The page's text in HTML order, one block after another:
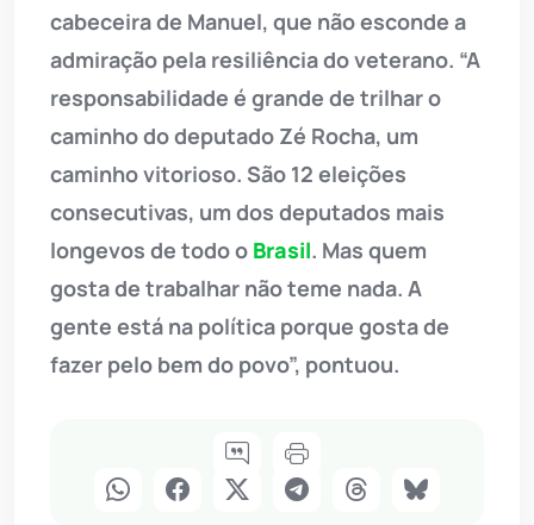
cabeceira de Manuel, que não esconde a
admiração pela resiliência do veterano. “A
responsabilidade é grande de trilhar o
caminho do deputado Zé Rocha, um
caminho vitorioso. São 12 eleições
consecutivas, um dos deputados mais
longevos de todo o Brasil. Mas quem
gosta de trabalhar não teme nada. A
gente está na política porque gosta de
fazer pelo bem do povo”, pontuou.